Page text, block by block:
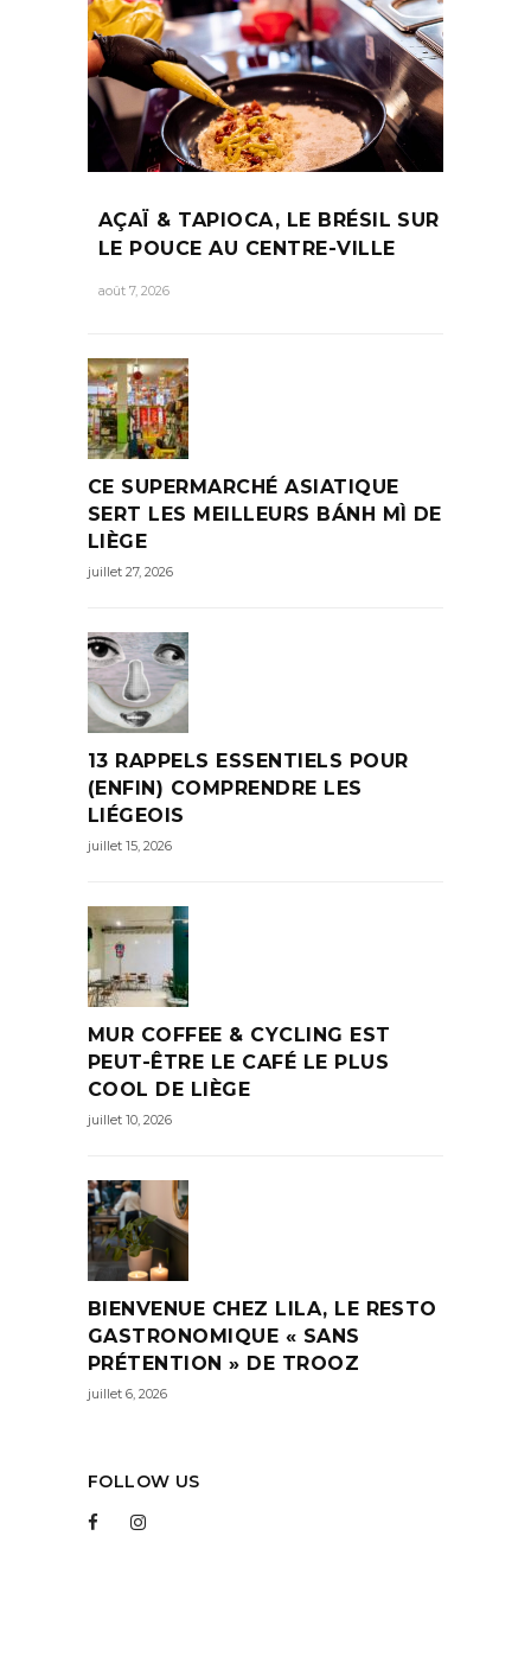
AÇAÏ & TAPIOCA, LE BRÉSIL SUR
LE POUCE AU CENTRE-VILLE
août 7, 2026
CE SUPERMARCHÉ ASIATIQUE
SERT LES MEILLEURS BÁNH MÌ DE
LIÈGE
juillet 27, 2026
13 RAPPELS ESSENTIELS POUR
(ENFIN) COMPRENDRE LES
LIÉGEOIS
juillet 15, 2026
MUR COFFEE & CYCLING EST
PEUT-ÊTRE LE CAFÉ LE PLUS
COOL DE LIÈGE
juillet 10, 2026
BIENVENUE CHEZ LILA, LE RESTO
GASTRONOMIQUE « SANS
PRÉTENTION » DE TROOZ
juillet 6, 2026
FOLLOW US